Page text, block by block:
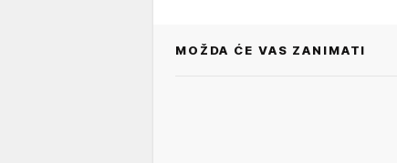
MOŽDA ĆE VAS ZANIMATI